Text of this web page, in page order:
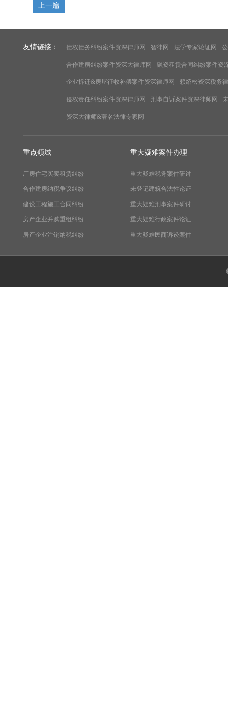
上一篇
友情链接： 债权债务纠纷案件资深律师网 智律网 法学专家论证网
合作建房纠纷案件资深大律师网 融资租赁合同纠纷案件资
企业拆迁&房屋征收补偿案件资深律师网 赖绍松资深税务
侵权责任纠纷案件资深律师网 刑事自诉案件资深律师网
资深大律师&著名法律专家网
重点领域
厂房住宅买卖租赁纠纷
合作建房纳税争议纠纷
建设工程施工合同纠纷
房产企业并购重组纠纷
房产企业注销纳税纠纷
重大疑难案件办理
重大疑难税务案件研讨
未登记建筑合法性论证
重大疑难刑事案件研讨
重大疑难行政案件论证
重大疑难民商诉讼案件